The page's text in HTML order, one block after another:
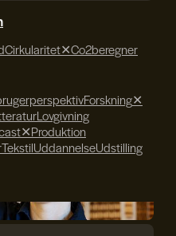
Cirkularitet✕Co2beregner
Forskning✕
Lovgivning
✕Produktion
TekstilUddannelseUdstilling